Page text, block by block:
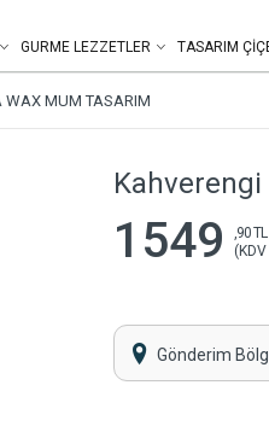
GURME LEZZETLER TASARIM
WAX MUM TASARIM
Kahverengi
1549
,90 TL
Gönderim